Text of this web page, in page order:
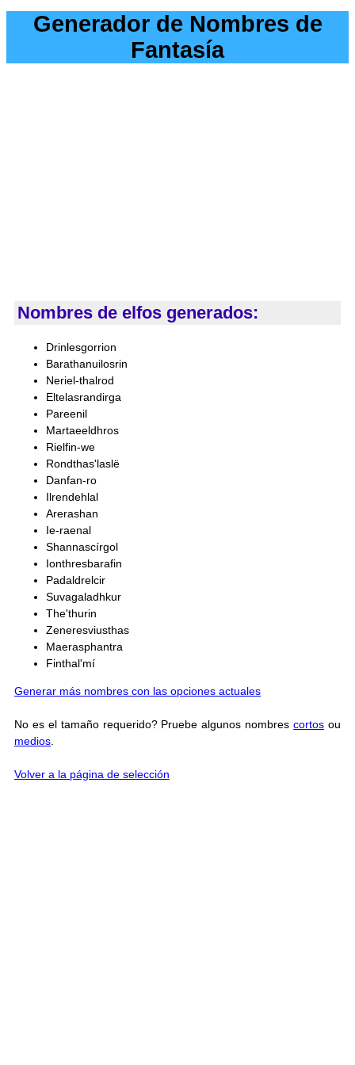
Generador de Nombres de
Fantasía
Nombres de elfos generados:
Drinlesgorrion
Barathanuilosrin
Neriel-thalrod
Eltelasrandirga
Pareenil
Martaeeldhros
Rielfin-we
Rondthas'laslë
Danfan-ro
Ilrendehlal
Arerashan
Ie-raenal
Shannascírgol
Ionthresbarafin
Padaldrelcir
Suvagaladhkur
The'thurin
Zeneresviusthas
Maerasphantra
Finthal'mí
Generar más nombres con las opciones actuales
No es el tamaño requerido? Pruebe algunos nombrescortos ou
medios
Volver a la página de selección